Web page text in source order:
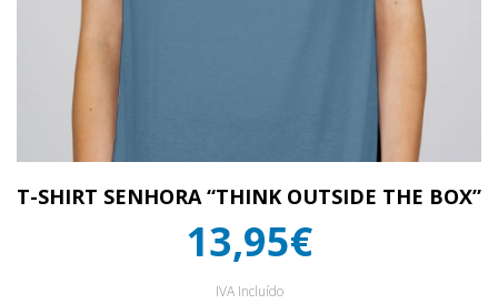
T-SHIRT SENHORA “THINK OUTSIDE THE BOX”
13,95€
IVA Incluído